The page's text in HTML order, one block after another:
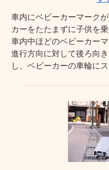
車内にベビーカーマーク
カーをたたまずに子供を
車内中ほどのベビーカー
進行方向に対して後ろ向
し、ベビーカーの車輪に